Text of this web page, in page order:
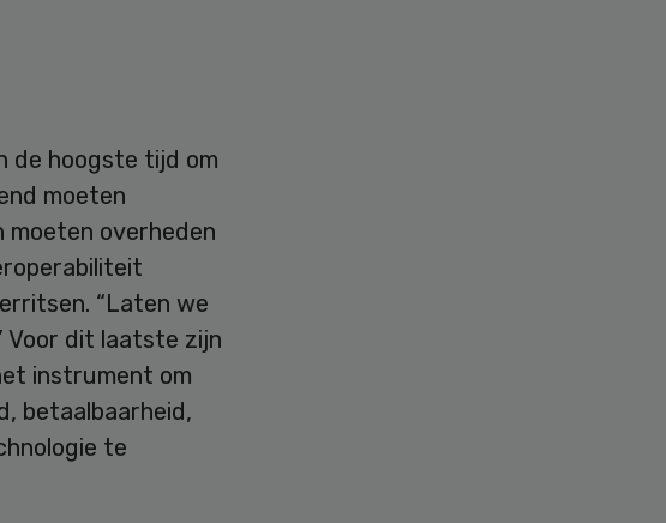
de hoogste tijd om
moeten
overheden
“Laten we
Voor dit laatste zijn
instrument om
betaalbaarheid,
te